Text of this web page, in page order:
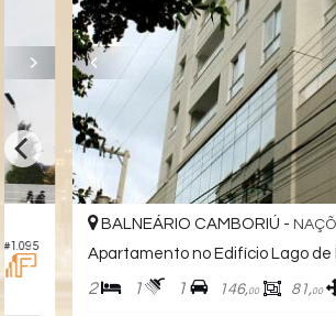
BALNEÁRIO CAMBORIÚ - NAÇÕES
Apartamento no Edifício Lago de
1 1 146, 81,00